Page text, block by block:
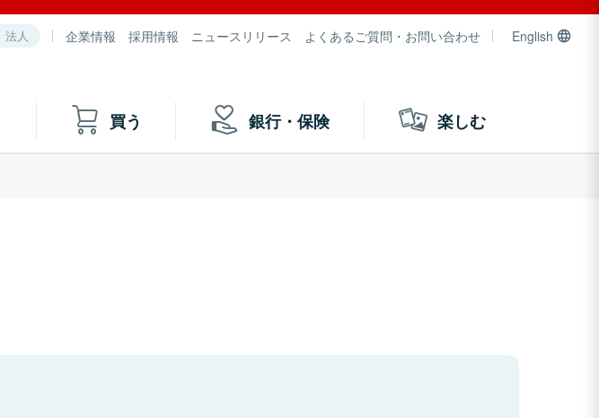
法人 企業情報 採用情報 ニュースリリース よくあるご質問・お問い合わせ English
買う 銀行・保険 楽しむ